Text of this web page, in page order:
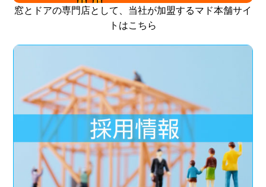
窓とドアの専門店として、当社が加盟するマド本舗サイ
トはこちら